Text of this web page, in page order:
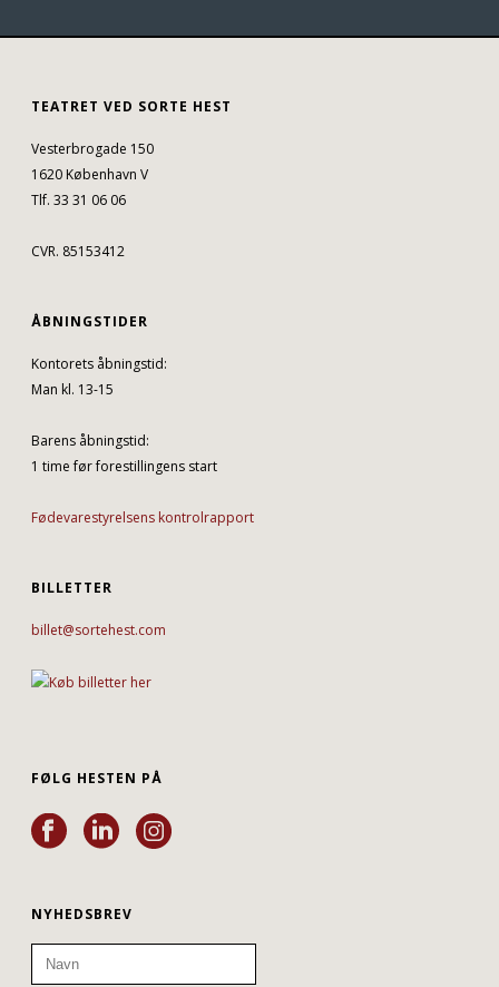
TEATRET VED SORTE HEST
Vesterbrogade 150
1620 København V
Tlf. 33 31 06 06
CVR. 85153412
ÅBNINGSTIDER
Kontorets åbningstid:
Man kl. 13-15
Barens åbningstid:
1 time før forestillingens start
Fødevarestyrelsens kontrolrapport
BILLETTER
billet@sortehest.com
FØLG HESTEN PÅ
NYHEDSBREV